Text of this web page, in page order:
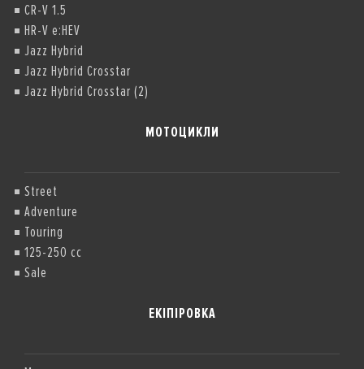
CR-V 1.5
HR-V e:HEV
Jazz Hybrid
Jazz Hybrid Crosstar
Jazz Hybrid Crosstar (2)
МОТОЦИКЛИ
Street
Adventure
Touring
125-250 cc
Sale
ЕКІПІРОВКА